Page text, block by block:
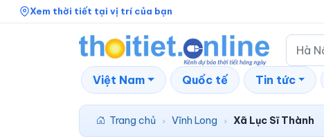
Xem thời tiết tại vị trí của bạn
Việt Nam Quốc tế Tin tức
Trang chủ › Vĩnh Long › Xã Lục Sĩ Thành